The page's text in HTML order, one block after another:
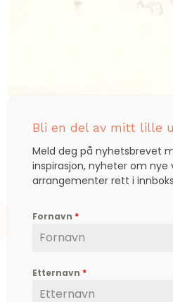
Slipp din fremtidige deg fri
1.400,00
Bli en del av mitt lille
Meld deg på nyhetsbrevet
inspirasjon, nyheter om nye
arrangementer rett i
Fornavn *
Etternavn *